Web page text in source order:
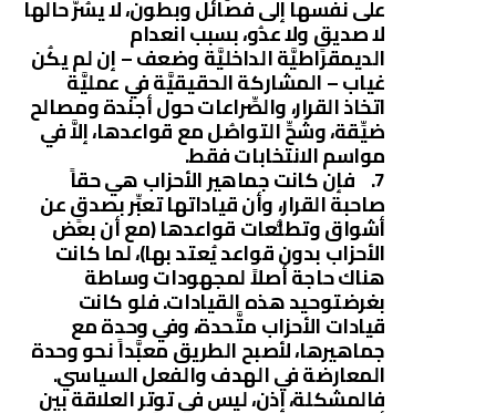
على نفسها إلى فصائل وبطون، لا يسُرَّ حالها
لا صديقٍ ولا عدُو، بسبب انعدام
الديمقراطيَّة الداخليَّة وضعف – إن لم يكُن
غياب – المشاركة الحقيقيَّة في عمليَّة
اتخاذ القرار، والصِّراعات حول أجندة ومصالح
ضيِّقة، وشُحِّ التواصُل مع قواعدها، إلاَّ في
مواسم الانتخابات فقط.
7. فإن كانت جماهير الأحزاب هي حقاً
صاحبة القرار، وأن قياداتها تعبِّر بصدقٍ عن
أشواق وتطلُّعات قواعدها (مع أن بعض
الأحزاب بدون قواعد يُعتد بها)، لما كانت
هناك حاجة أصلاً لمجهودات وساطة
بغرضتوحيد هذه القيادات. فلو كانت
قيادات الأحزاب متَّحدة، وفي وحدة مع
جماهيرها، لأصبح الطريق معبَّداً نحو وحدة
المعارضة في الهدف والفعل السياسي.
فالمشكلة، إذن، ليس في توتر العلاقة بين